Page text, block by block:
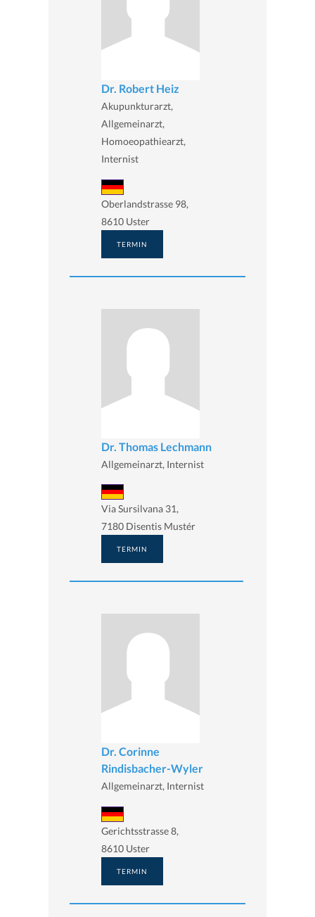
Dr. Robert Heiz
Akupunkturarzt,
Allgemeinarzt,
Homoeopathiearzt,
Internist
Oberlandstrasse 98,
8610 Uster
TERMIN
Dr. Thomas Lechmann
Allgemeinarzt, Internist
Via Sursilvana 31,
7180 Disentis Mustér
TERMIN
Dr. Corinne
Rindisbacher-Wyler
Allgemeinarzt, Internist
Gerichtsstrasse 8,
8610 Uster
TERMIN